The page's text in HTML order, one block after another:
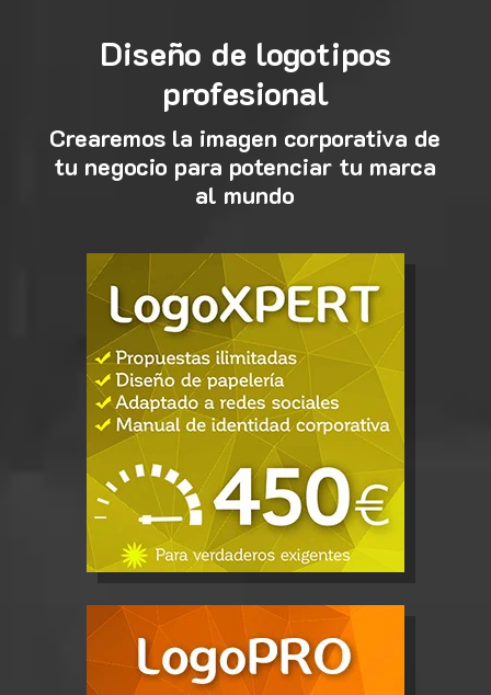
Diseño de logotipos
profesional
Crearemos la imagen corporativa de
tu negocio para potenciar tu marca
al mundo